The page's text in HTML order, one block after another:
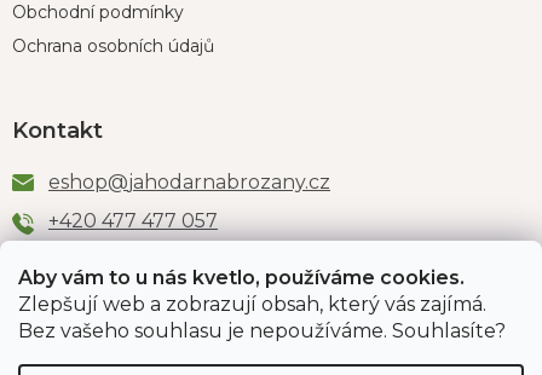
Aby vám to u nás kvetlo, používáme cookies.
Zlepšují web a zobrazují obsah, který vás zajímá.
Bez vašeho souhlasu je nepoužíváme. Souhlasíte?
Obchodní podmínky
Ochrana osobních údajů
Kontakt
eshop@jahodarnabrozany.cz
+420 477 477 057
Odběr newsletteru